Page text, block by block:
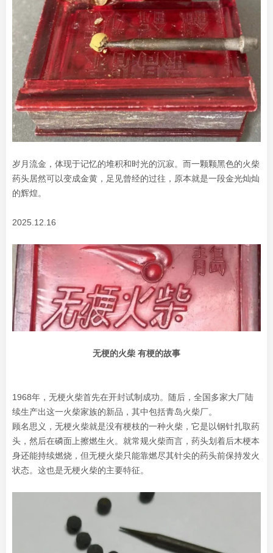
岁月流金，体现于记忆的堆积和时光的沉寂。而一颗颗黑色的火柴
药头居然可以变成金黄，足见曾经的过往，原本就是一段金光灿灿
的辉煌。
2025.12.16
无梗的火柴 有梗的故事
1968年，无梗火柴首先在开封试制成功。随后，全国多家大厂陆
续生产出这一火柴家族的新品，其中包括青岛火柴厂。
顾名思义，无梗火柴就是没有梗枝的一种火柴，它是以钢针扎取药
头，然后在磷面上擦燃生火。就常规火柴而言，药头划着后木梗本
身还能持续燃烧，但无梗火柴只能靠燃尽其针尖的药头前保持发火
状态。这也是无梗火柴的主要特征。